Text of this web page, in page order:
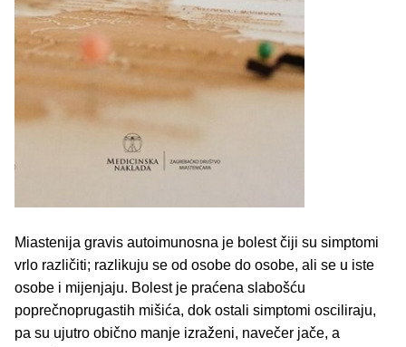
Miastenija gravis autoimunosna je bolest čiji su simptomi
vrlo različiti; razlikuju se od osobe do osobe, ali se u iste
osobe i mijenjaju. Bolest je praćena slabošću
poprečnoprugastih mišića, dok ostali simptomi osciliraju,
pa su ujutro obično manje izraženi, navečer jače, a